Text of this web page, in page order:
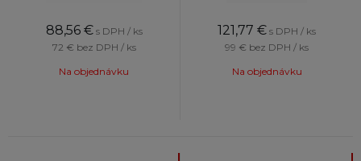
88,56 € s DPH / ks
72 € bez DPH / ks
Na objednávku
121,77 € s DPH / ks
99 € bez DPH / ks
Na objednávku